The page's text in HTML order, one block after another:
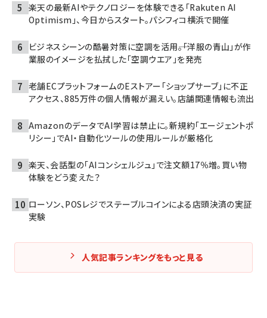
楽天の最新AIやテクノロジーを体験できる「Rakuten AI
Optimism」、今日からスタート。パシフィコ横浜で開催
ビジネスシーンの酷暑対策に空調を活用――。「洋服の青山」が作
業服のイメージを払拭した「空調ウエア」を発売
老舗ECプラットフォームのEストアー「ショップサーブ」に不正
アクセス、885万件の個人情報が漏えい。店舗関連情報も流出
AmazonのデータでAI学習は禁止に。新規約「エージェントポ
リシー」でAI・自動化ツールの使用ルールが厳格化
楽天、会話型の「AIコンシェルジュ」で注文額17％増。買い物
体験をどう変えた？
ローソン、POSレジでステーブルコインによる店頭決済の実証
実験
人気記事ランキングをもっと見る